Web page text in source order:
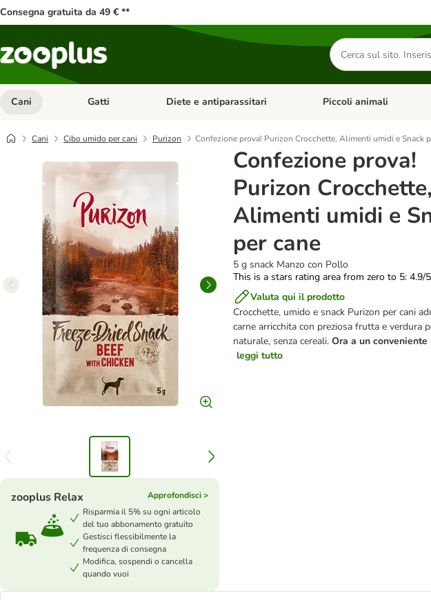
Consegna gratuita da 49 € **
Cerca
prodotti
Cani Apri Menu Categoria: Cani
Gatti Apri Menu Categoria: Gatti
Diete e antiparassitari Apri Menu Categoria: Diete
Piccoli animali
Cani Cibo umido per cani Purizon Confezione prova! Purizon Crocchette, Alimenti umidi e Snack
Confezione prova!
Purizon Crocchette,
Alimenti umidi e
per cane
5 g snack Manzo con Pollo
This is a stars rating area from zero to 5: 4.9/5
Valuta qui il prodotto
Crocchette, umido e snack Purizon per cani
carne arricchita con preziosa frutta e verdura
naturale, senza cereali. Ora a un conveniente
leggi tutto
zooplus Relax
Approfondisci >
Risparmia il 5% su ogni articolo
del tuo abbonamento gratuito
Gestisci flessibilmente la
frequenza di consegna
Modifica, sospendi o cancella
quando vuoi